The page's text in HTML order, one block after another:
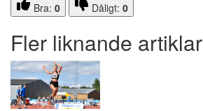
Bra: 0 Dåligt: 0
Fler liknande artiklar